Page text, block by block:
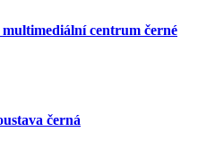
centrum černé
černá